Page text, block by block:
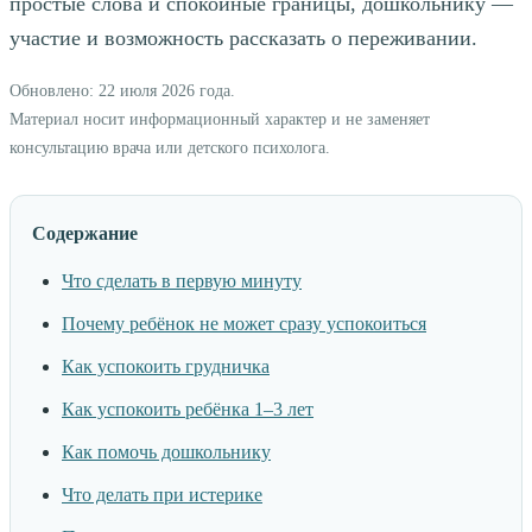
участие и возможность рассказать о переживании.
Обновлено: 22 июля 2026 года.
Материал носит информационный характер и не заменяет
консультацию врача или детского психолога.
Содержание
Что сделать в первую минуту
Почему ребёнок не может сразу успокоиться
Как успокоить грудничка
Как успокоить ребёнка 1–3 лет
Как помочь дошкольнику
Что делать при истерике